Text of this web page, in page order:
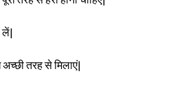
लें|
तरह से मिलाएं|